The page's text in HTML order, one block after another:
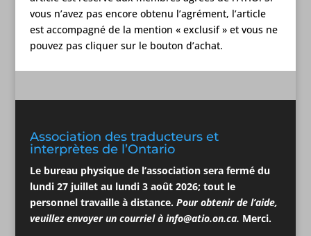
vous n’avez pas encore obtenu l’agrément, l’article
est accompagné de la mention « exclusif » et vous ne
pouvez pas cliquer sur le bouton d’achat.
Association des traducteurs et
interprètes de l’Ontario
Le bureau physique de l’association serafermé du
lundi 27 juillet au lundi 3 août 2026; tout le
personnel travaille à distance. Pour obtenir de l’aide,
veuillez envoyer un courriel à info@atio.on.ca. Merci.